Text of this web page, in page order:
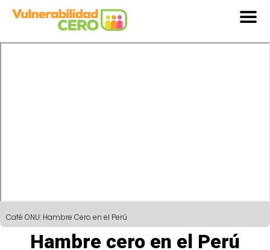
Café ONU: Hambre Cero en el Perú
Hambre cero en el Perú